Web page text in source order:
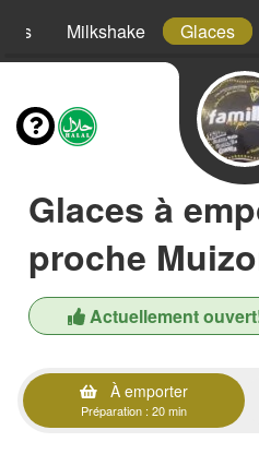
Milkshake Glaces
Glaces à
proche
Actuellement
À emporter
Préparation : 20 min